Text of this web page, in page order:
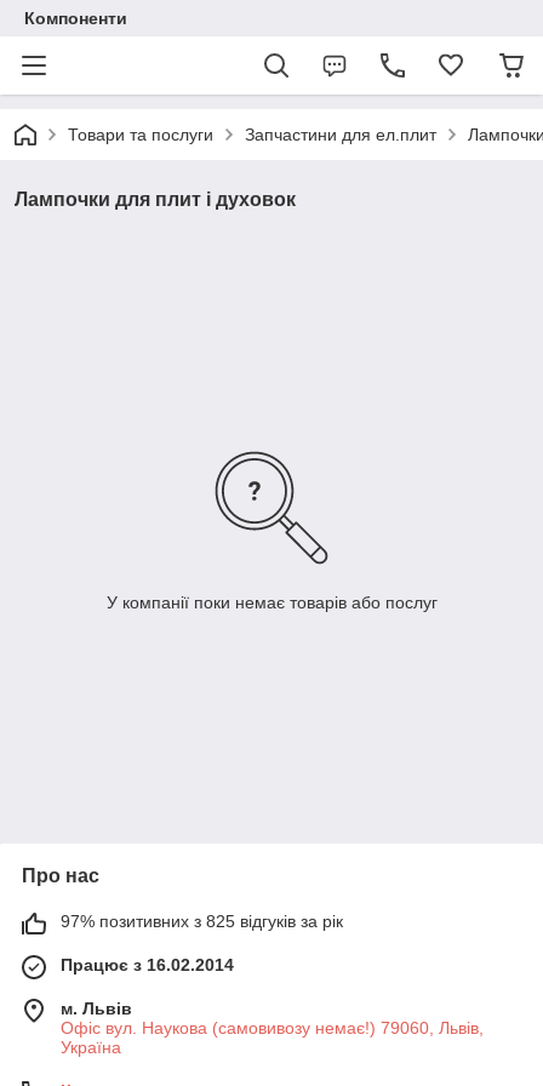
Компоненти
Товари та послуги Запчастини для ел.плит
Лампочки для плит і духовок
У компанії поки немає товарів або послуг
Про нас
97% позитивних з 825 відгуків за рік
Працює з 16.02.2014
м. Львів
Офіс вул. Наукова (самовивозу немає!) 79060, Львів,
Україна